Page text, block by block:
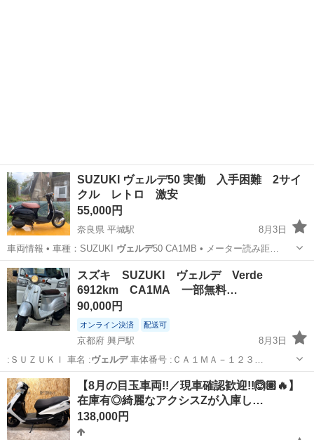
SUZUKI ヴェルデ50 実働 入手困難 2サイ
クル レトロ 激安
55,000円
奈良県 平城駅
8月3日
車両情報 • 車種：SUZUKI ヴェルデ50 CA1MB • メーター読み距…
奈良 奈良市 平城駅 ヴェルデ
スズキ SUZUKI ヴェルデ Verde
6912km CA1MA 一部無料…
90,000円
オンライン決済 配送可
京都府 興戸駅
8月3日
:ＳＵＺＵＫＩ 車名 :ヴェルデ 車体番号 :ＣＡ１ＭＡ－１２３…
京都 京田辺市 興戸駅 スズキ ヴェルデ
【8月の目玉車両!!／現車確認歓迎!!🙆🏽🔥】
在庫有◎綺麗なアクシスZが入庫し…
138,000円